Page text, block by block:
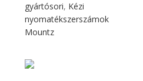
gyártósori, Kézi
nyomatékszerszámok
Mountz